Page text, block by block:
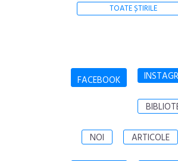
TOATE ȘTIRILE
FACEBOOK
NOI ARTICOLE